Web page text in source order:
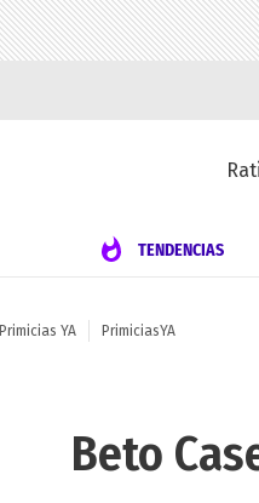
TENDENCIAS
Primicias YA PrimiciasYA
Beto